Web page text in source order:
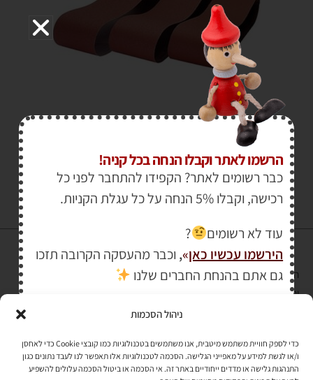
ניהול הסכמות
כדי לספק חוויית משתמש מיטבית, אנו משתמשים בטכנולוגיות כמו קובצי Cookie כדי לאחסן
ו/או לגשת למידע על מאפייני הגלישה. הסכמה לטכנולוגיות אלו תאפשר לנו לעבד נתונים כגון
התנהגות גלישה או מדדים ייחודיים באתר זה. אי הסכמה או ביטול הסכמה עלולים להשפיע
והעומד בתקן אבטחה PCI DSS Level-1
לתקנון האתר»
הרשמו לאתר וקבלו הנחה בכל קניה!
כבר רשומים לאתר? הקפידו להתחבר לפני כל
רכישה, וקבלו 5% הנחה על כל עגלת הקניות.
עוד לא רשומים
?
הירשמו עכשיו כאן»
, וכבר מהעסקה הקרובה תזכו
גם אתם בהנחת החברים שלנו